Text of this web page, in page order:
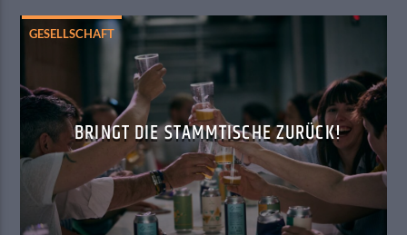
GESELLSCHAFT
BRINGT DIE STAMMTISCHE ZURÜCK!